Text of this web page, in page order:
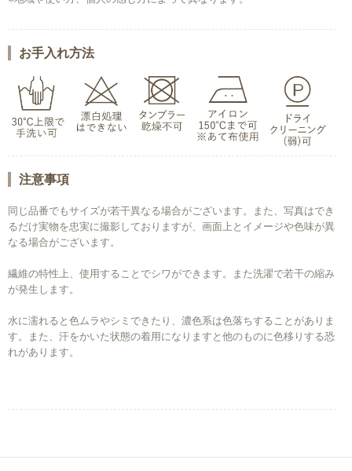
お手入れ方法
注意事項
同じ品番でもサイズが若干異なる場合がございます。また、写真はでき
るだけ実物を忠実に撮影しておりますが、画面上とイメージや色味が異
なる場合がございます。
繊維の特性上、使用することでシワができます。また洗濯で若干の縮み
が発生します。
水に濡れると色ムラやシミできたり、濃色系は色落ちすることがありま
す。また、汗をかいた状態の着用になりますと他のものに色移りする恐
れがあります。